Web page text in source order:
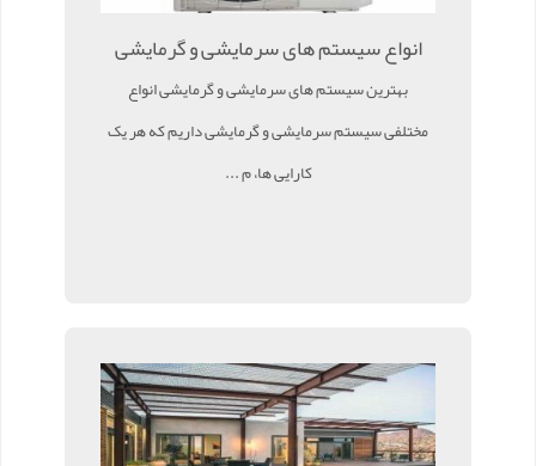
انواع سیستم های سرمایشی و گرمایشی
بهترین سیستم های سرمایشی و گرمایشی انواع
مختلفی سیستم سرمایشی و گرمایشی داریم که هر یک
کارایی ها، م ...